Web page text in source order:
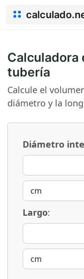
Calculadora
tubería
Calcule el
diámetro y la
Diámetro
Largo: